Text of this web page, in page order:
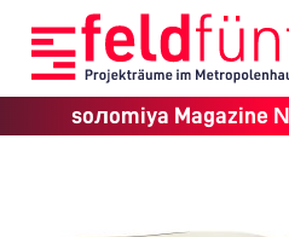
soлomiya Magazine